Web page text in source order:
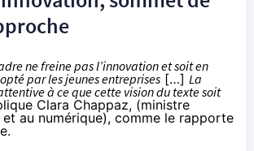
ne freine pas l’innovation et soit en
par les jeunes entreprises […] La
à ce que cette vision du texte soit
Clara Chappaz, (ministre
et au numérique), comme le rapporte
.